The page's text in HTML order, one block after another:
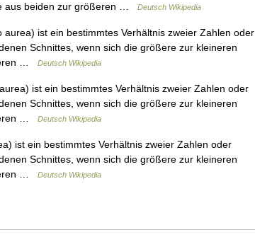
aus beiden zur größeren …
Deutsch Wikipedia
ist ein bestimmtes Verhältnis zweier Zahlen oder
Schnittes, wenn sich die größere zur kleineren
…
Deutsch Wikipedia
ist ein bestimmtes Verhältnis zweier Zahlen oder
Schnittes, wenn sich die größere zur kleineren
…
Deutsch Wikipedia
ist ein bestimmtes Verhältnis zweier Zahlen oder
Schnittes, wenn sich die größere zur kleineren
…
Deutsch Wikipedia